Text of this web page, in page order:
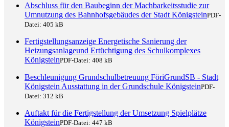
Abschluss für den Baubeginn der Machbarkeitsstudie zur
Umnutzung des Bahnhofsgebäudes der Stadt KönigsteinPDF-
Datei: 405 kB
Fertigstellungsanzeige Energetische Sanierung der
Heizungsanlageund Ertüchtigung des Schulkomplexes
KönigsteinPDF-Datei: 408 kB
Beschleunigung Grundschulbetreuung FöriGrundSB - Stadt
Königstein Ausstattung in der Grundschule KönigsteinPDF-
Datei: 312 kB
Auftakt für die Fertigstellung der Umsetzung Spielplätze
KönigsteinPDF-Datei: 447 kB